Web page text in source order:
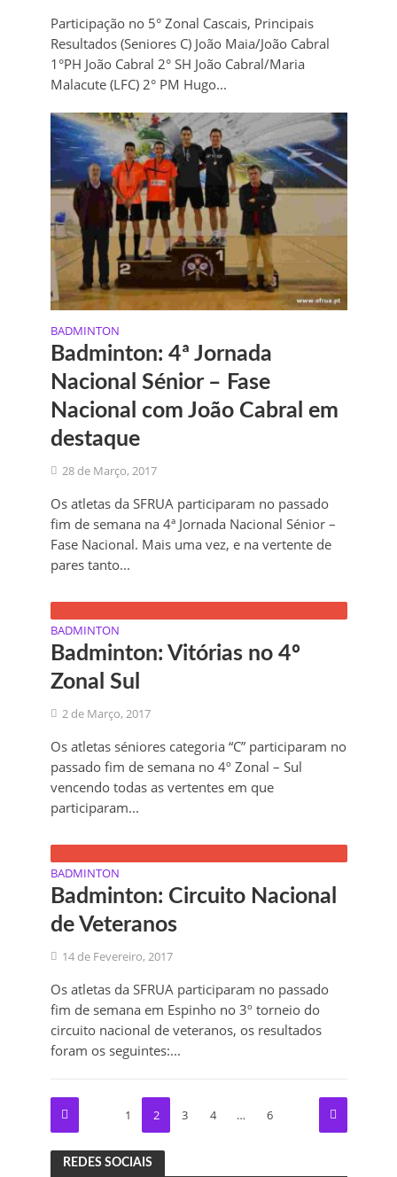
Participação no 5° Zonal Cascais, Principais
Resultados (Seniores C) João Maia/João Cabral
1°PH João Cabral 2° SH João Cabral/Maria
Malacute (LFC) 2° PM Hugo...
BADMINTON
Badminton: 4ª Jornada
Nacional Sénior – Fase
Nacional com João Cabral em
destaque
28 de Março, 2017
Os atletas da SFRUA participaram no passado
fim de semana na 4ª Jornada Nacional Sénior –
Fase Nacional. Mais uma vez, e na vertente de
pares tanto...
BADMINTON
Badminton: Vitórias no 4º
Zonal Sul
2 de Março, 2017
Os atletas séniores categoria “C” participaram no
passado fim de semana no 4º Zonal – Sul
vencendo todas as vertentes em que
participaram...
BADMINTON
Badminton: Circuito Nacional
de Veteranos
14 de Fevereiro, 2017
Os atletas da SFRUA participaram no passado
fim de semana em Espinho no 3º torneio do
circuito nacional de veteranos, os resultados
foram os seguintes:...
1 2 3 4 … 6
REDES SOCIAIS